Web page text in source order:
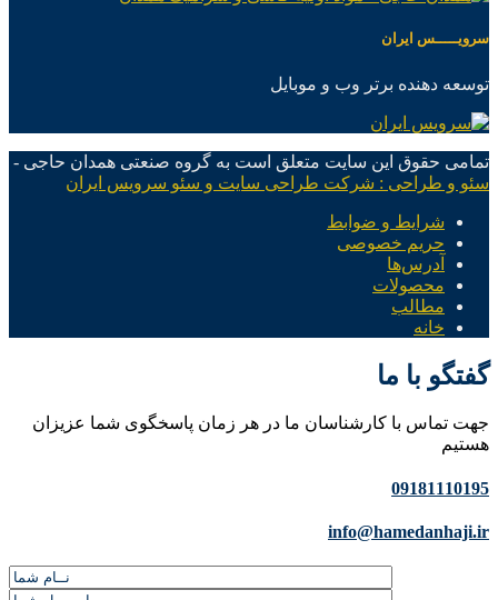
سرویـــــس ایران
توسعه دهنده برتر وب و موبایل
تمامی حقوق این سایت متعلق است به گروه صنعتی همدان حاجی -
سئو و طراحی : شرکت طراحی سایت و سئو سرویس ایران
شرایط و ضوابط
حریم خصوصی
آدرس‌ها
محصولات
مطالب
خانه
گفتگو با ما
جهت تماس با کارشناسان ما در هر زمان پاسخگوی شما عزیزان
هستیم
09181110195
info@hamedanhaji.ir